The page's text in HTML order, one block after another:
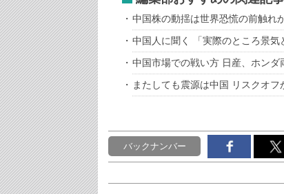
中国株の動揺は世界恐慌の前触れ
中国人に聞く 「実際のところ景気
中国市場での戦い方 日産、ホンダ
またしても震源は中国 リスクオ
バックナンバー